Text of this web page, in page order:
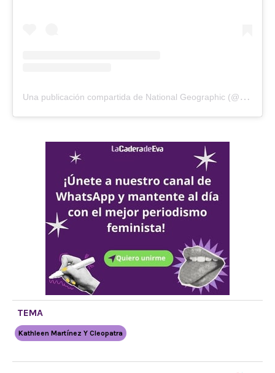
U
na publicación compartida de National Geographic (@natgeo)
TEMA
Kathleen Martínez Y Cleopatra